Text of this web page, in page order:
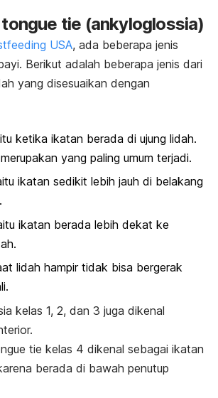
tongue tie (ankyloglossia)
USA, ada beberapa jenis
Berikut adalah beberapa jenis dari
yang disesuaikan dengan
ketika ikatan berada di ujung lidah.
yang paling umum terjadi.
ikatan sedikit lebih jauh di belakang
ikatan berada lebih dekat ke
lidah hampir tidak bisa bergerak
kelas 1, 2, dan 3 juga dikenal
tie kelas 4 dikenal sebagai ikatan
berada di bawah penutup